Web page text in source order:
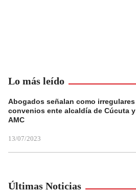
Lo más leído
Abogados señalan como irregulares
convenios ente alcaldía de Cúcuta y
AMC
13/07/2023
Últimas Noticias